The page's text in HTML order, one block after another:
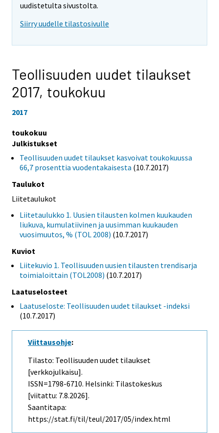
uudistetulta sivustolta.
Siirry uudelle tilastosivulle
Teollisuuden uudet tilaukset
2017, toukokuu
2017
toukokuu
Julkistukset
Teollisuuden uudet tilaukset kasvoivat toukokuussa
66,7 prosenttia vuodentakaisesta (10.7.2017)
Taulukot
Liitetaulukot
Liitetaulukko 1. Uusien tilausten kolmen kuukauden
liukuva, kumulatiivinen ja uusimman kuukauden
vuosimuutos, % (TOL 2008) (10.7.2017)
Kuviot
Liitekuvio 1. Teollisuuden uusien tilausten trendisarja
toimialoittain (TOL2008) (10.7.2017)
Laatuselosteet
Laatuseloste: Teollisuuden uudet tilaukset -indeksi
(10.7.2017)
Viittausohje:
Tilasto: Teollisuuden uudet tilaukset
[verkkojulkaisu].
ISSN=1798-6710. Helsinki: Tilastokeskus
[viitattu: 7.8.2026].
Saantitapa:
https://stat.fi/til/teul/2017/05/index.html